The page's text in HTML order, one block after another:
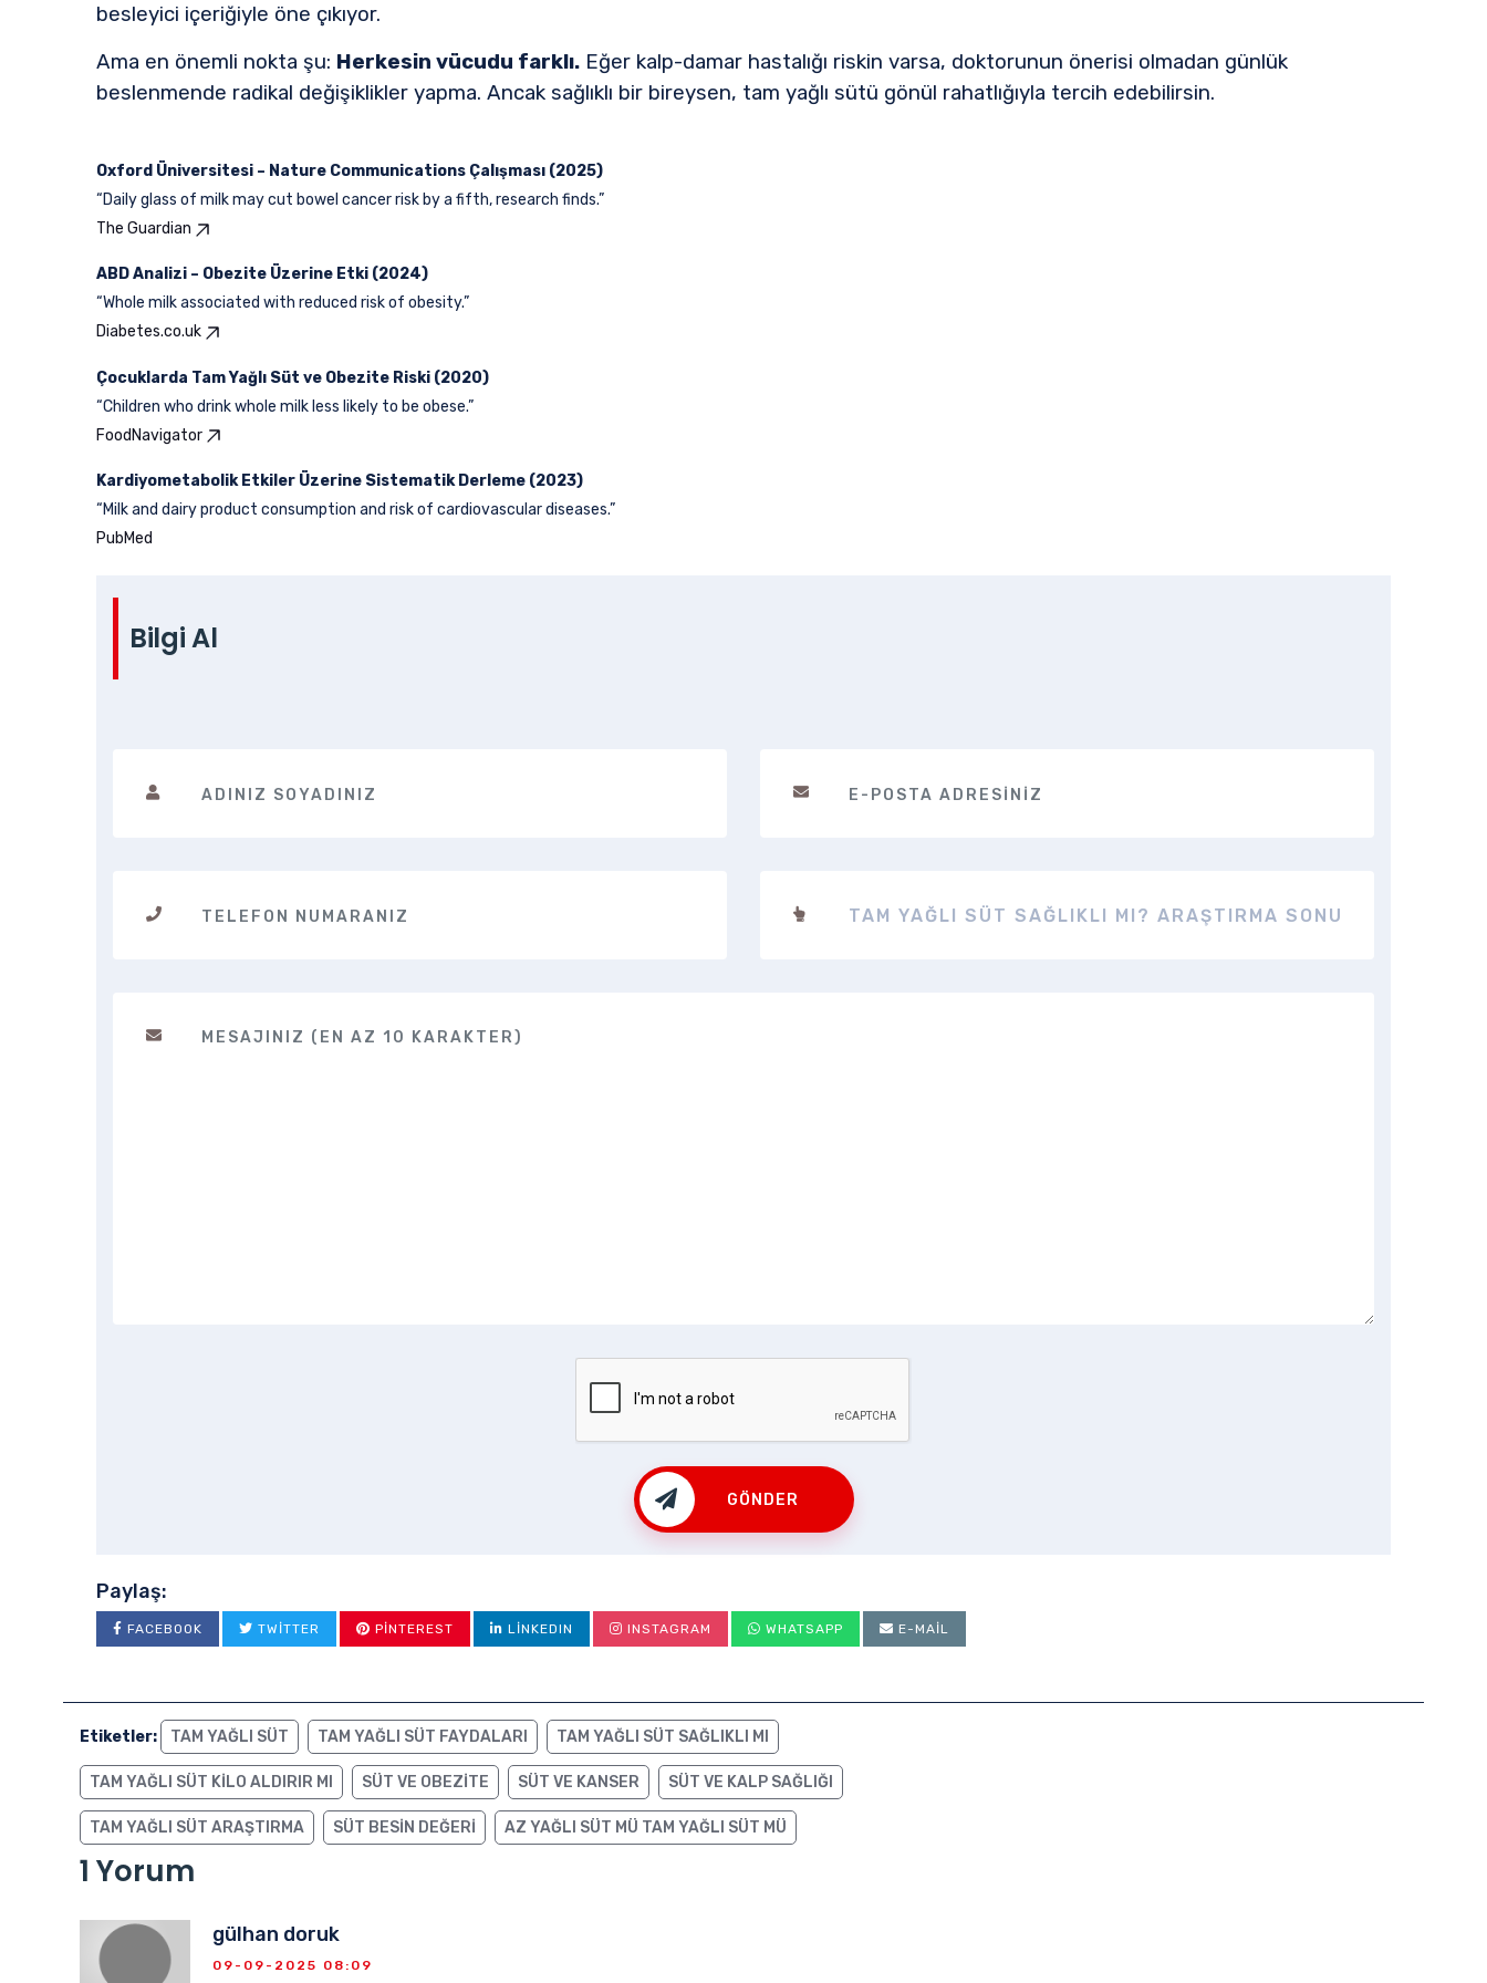
besleyici içeriğiyle öne çıkıyor.
Ama en önemli nokta şu: Herkesin vücudu farklı. Eğer kalp-damar hastalığı riskin varsa, doktorunun önerisi olmadan günlük
beslenmende radikal değişiklikler yapma. Ancak sağlıklı bir bireysen, tam yağlı sütü gönül rahatlığıyla tercih edebilirsin.
Oxford Üniversitesi – Nature Communications Çalışması (2025)
“Daily glass of milk may cut bowel cancer risk by a fifth, research finds.”
The Guardian
ABD Analizi – Obezite Üzerine Etki (2024)
“Whole milk associated with reduced risk of obesity.”
Diabetes.co.uk
Çocuklarda Tam Yağlı Süt ve Obezite Riski (2020)
“Children who drink whole milk less likely to be obese.”
FoodNavigator
Kardiyometabolik Etkiler Üzerine Sistematik Derleme (2023)
“Milk and dairy product consumption and risk of cardiovascular diseases.”
PubMed
Bilgi Al
GÖNDER
Paylaş:
FACEBOOK TWITTER PINTEREST LINKEDIN INSTAGRAM WHATSAPP E-MAIL
Etiketler: TAM YAĞLI SÜT TAM YAĞLI SÜT FAYDALARI TAM YAĞLI SÜT SAĞLIKLI MI
TAM YAĞLI SÜT KILO ALDIRIR MI SÜT VE OBEZITE SÜT VE KANSER SÜT VE KALP SAĞLIĞI
TAM YAĞLI SÜT ARAŞTIRMA SÜT BESIN DEĞERI AZ YAĞLI SÜT MÜ TAM YAĞLI SÜT MÜ
1 Yorum
gülhan doruk
09-09-2025 08:09